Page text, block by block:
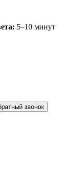
5–10 минут
звонок